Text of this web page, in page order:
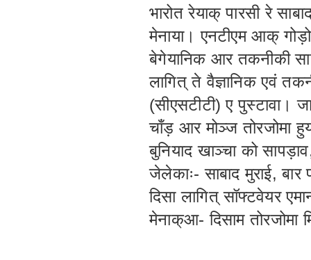
भारोत रेयाक् पारसी रे
मेनाया। एनटीएम आक्
बेगेयानिक आर तकनीकी
लागित् ते वैज्ञानिक एवं
(सीएसटीटी) ए पुस्टावा।
चाँड़ आर मोञ्ज तोरजोमा
बुनियाद खाञ्चा को
जेलेकाः- साबाद मुराई, बार
दिसा लागित् सॉफ्टवेयर
मेनाक्आ- दिसाम तोरजोमा